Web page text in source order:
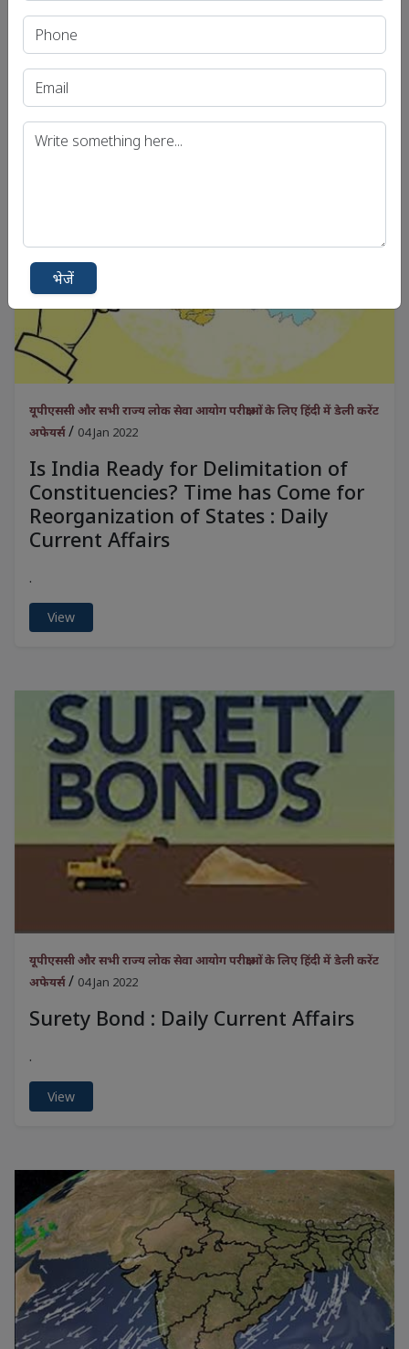
.
View
यूपीएससी और सभी राज्य लोक सेवा आयोग परीक्षाओं के लिए हिंदी में डेली करेंट
अफेयर्स/ 04 Jan 2022
Is India Ready for Delimitation of
Constituencies? Time has Come for
Reorganization of States : Daily
Current Affairs
.
View
यूपीएससी और सभी राज्य लोक सेवा आयोग परीक्षाओं के लिए हिंदी में डेली करेंट
अफेयर्स/ 04 Jan 2022
Surety Bond : Daily Current Affairs
.
View
भेजें